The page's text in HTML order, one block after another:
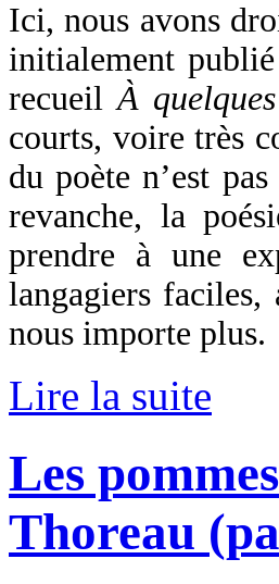
Ici, nous avons
initialement
recueilÀ
courts, voire très
du poète n’est
revanche, la
prendre à une
langagiers
nous importe plus.
Lire la suite
Les
Thoreau